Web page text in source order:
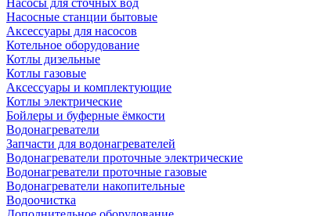
Насосы для сточных вод
Насосные станции бытовые
Аксессуары для насосов
Котельное оборудование
Котлы дизельные
Котлы газовые
Аксессуары и комплектующие
Котлы электрические
Бойлеры и буферные ёмкости
Водонагреватели
Запчасти для водонагревателей
Водонагреватели проточные электрические
Водонагреватели проточные газовые
Водонагреватели накопительные
Водоочистка